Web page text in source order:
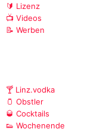
🔰 Lizenz
📺 Videos
📝 Werben
🍸 Linz.vodka
🫙 Obstler
🥃 Cocktails
👟 Wochenende